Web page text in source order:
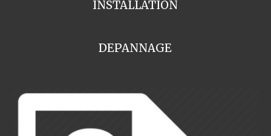
INSTALLATION
DEPANNAGE